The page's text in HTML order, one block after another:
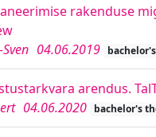
rakenduse
04.06.2019
arendus.
04.06.2020 bachelor's